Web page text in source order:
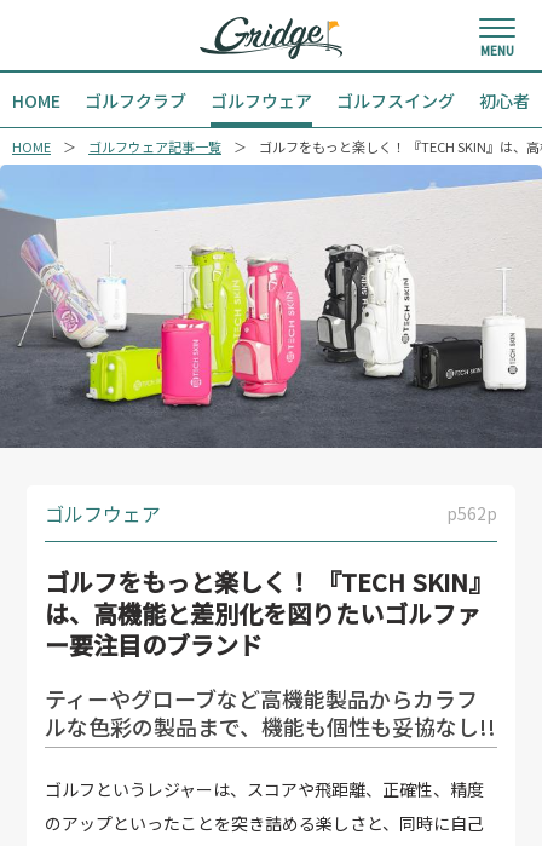
HOME ゴルフクラブ ゴルフウェア ゴルフスイング 初心者
HOME ゴルフウェア記事一覧 ゴルフをもっと楽しく！ 『TECH SKIN』は、
ゴルフウェア p562p
ゴルフをもっと楽しく！ 『TECH SKIN』
は、高機能と差別化を図りたいゴルファ
ー要注目のブランド
ティーやグローブなど高機能製品からカラフ
ルな色彩の製品まで、機能も個性も妥協なし!!
ゴルフというレジャーは、スコアや飛距離、正確性、精度
のアップといったことを突き詰める楽しさと、同時に自己